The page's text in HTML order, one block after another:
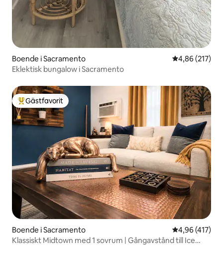
Boende i Sacramento 4,86 av 5 i
4,86 (217)
Eklektisk bungalow i Sacramento
Populär gästfavorit
Gästfavorit
Boende i Sacramento 4,96 av 5 i
4,96 (417)
Klassiskt Midtown med 1 sovrum | Gångavstånd till Ice